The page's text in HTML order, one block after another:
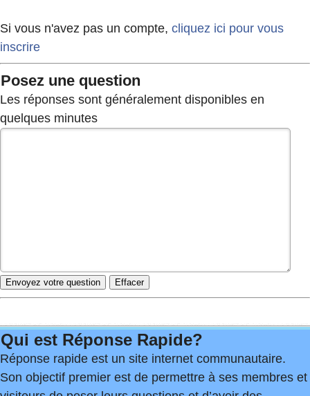
Si vous n'avez pas un compte, cliquez ici pour vous
inscrire
Posez une question
Les réponses sont généralement disponibles en
quelques minutes
Qui est Réponse Rapide?
Réponse rapide est un site internet communautaire.
Son objectif premier est de permettre à ses membres et